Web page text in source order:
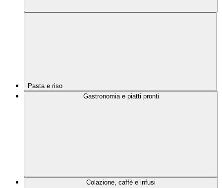
Pasta e riso
Gastronomia e piatti pronti
Colazione, caffè e infusi